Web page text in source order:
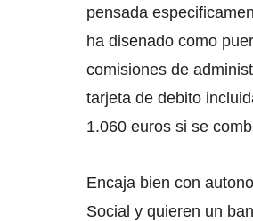
pensada
ha disenado como
comisiones de
tarjeta de debito
1.060 euros si se
Encaja bien con
Social y quieren un